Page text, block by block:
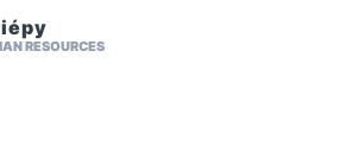
RESOURCES